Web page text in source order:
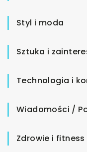
Styl i moda
Sztuka i
Technologia i
Wiadomości /
Zdrowie i fitness